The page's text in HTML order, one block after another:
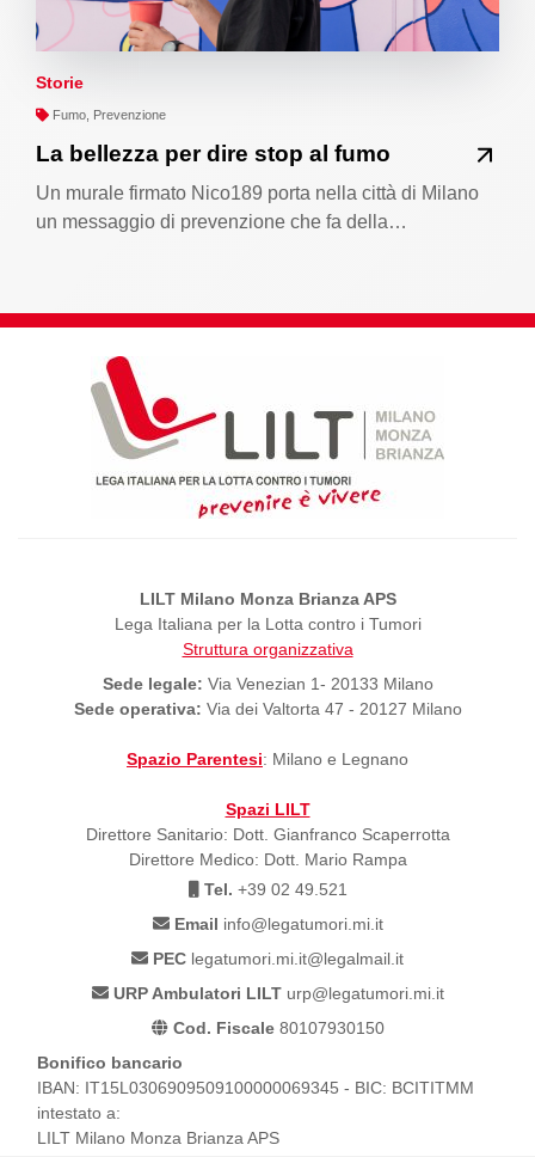
Storie
Fumo, Prevenzione
La bellezza per dire stop al fumo
Un murale firmato Nico189 porta nella città di Milano
un messaggio di prevenzione che fa della…
LILT Milano Monza Brianza APS
Lega Italiana per la Lotta contro i Tumori
Struttura organizzativa
Sede legale: Via Venezian 1- 20133 Milano
Sede operativa: Via dei Valtorta 47 - 20127 Milano
Spazio Parentesi: Milano e Legnano
Spazi LILT
Direttore Sanitario: Dott. Gianfranco Scaperrotta
Direttore Medico: Dott. Mario Rampa
Tel. +39 02 49.521
Email info@legatumori.mi.it
PEC legatumori.mi.it@legalmail.it
URP Ambulatori LILTurp@legatumori.mi.it
Cod. Fiscale80107930150
Bonifico bancario
IBAN: IT15L0306909509100000069345 - BIC: BCITITMM
intestato a:
LILT Milano Monza Brianza APS